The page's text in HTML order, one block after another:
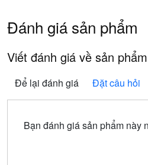
Đánh giá sản phẩm
Viết đánh giá về sản
Để lại đánh giá Đặt câu hỏi
Bạn đánh giá sản phẩm này